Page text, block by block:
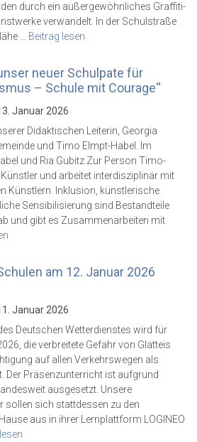
durch ein außergewöhnliches Graffiti-
verwandelt. In der Schulstraße
… Beitrag lesen
neuer Schulpate für
– Schule mit Courage“
Januar 2026
Didaktischen Leiterin, Georgia
und Timo Elmpt-Habel. Im
und Ria Gubitz Zur Person Timo-
und arbeitet interdisziplinär mit
Künstlern. Inklusion, künstlerische
Sensibilisierung sind Bestandteile
und gibt es Zusammenarbeiten mit
am 12. Januar 2026
Januar 2026
Deutschen Wetterdienstes wird für
die verbreitete Gefahr von Glatteis
auf allen Verkehrswegen als
Der Präsenzunterricht ist aufgrund
ausgesetzt. Unsere
sollen sich stattdessen zu den
aus in ihrer Lernplattform LOGINEO